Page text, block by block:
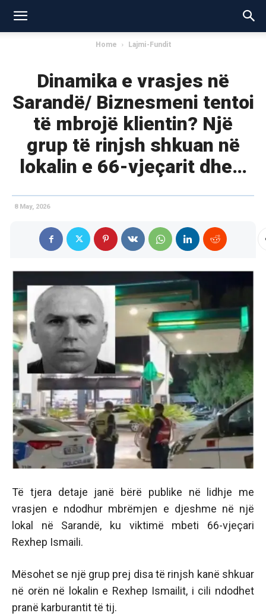
Home Lajmi-Fundit
Dinamika e vrasjes në
Sarandë/ Biznesmeni tentoi
të mbrojë klientin? Një
grup të rinjsh shkuan në
lokalin e 66-vjeçarit dhe…
8 May, 2026
Të tjera detaje janë bërë publike në lidhje me
vrasjen e ndodhur mbrëmjen e djeshme në një
lokal në Sarandë, ku viktimë mbeti 66-vjeçari
Rexhep Ismaili.
Mësohet se një grup prej disa të rinjsh kanë shkuar
në orën në lokalin e Rexhep Ismailit, i cili ndodhet
pranë karburantit të tij.